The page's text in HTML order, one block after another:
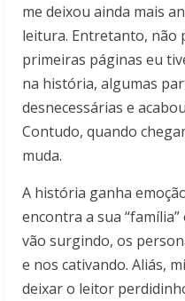
me deixou ainda mais
leitura. Entretanto, não
primeiras páginas eu
na história, algumas
desnecessárias e
Contudo, quando
muda.
A história ganha
encontra a sua
vão surgindo, os
e nos cativando. Aliás,
deixar o leitor